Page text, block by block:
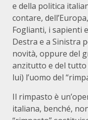
e della politica
contare,
Foglianti, i sapienti
Destra e a Sinistra
novità, oppure del
anzitutto e del tutto
lui) l’uomo del
Il rimpasto è
italiana, benché,